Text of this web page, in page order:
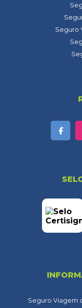
Seguro
Seguro Viagem